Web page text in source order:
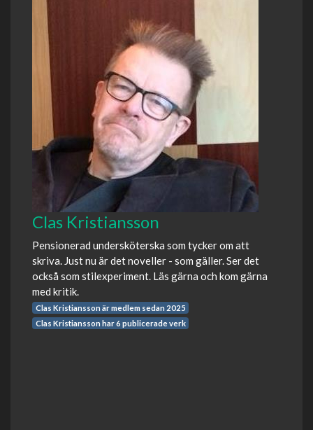
Clas Kristiansson
Pensionerad undersköterska som tycker om att
skriva. Just nu är det noveller - som gäller. Ser det
också som stilexperiment. Läs gärna och kom gärna
med kritik.
Clas Kristiansson är medlem sedan 2025
Clas Kristiansson har 6 publicerade verk